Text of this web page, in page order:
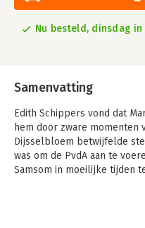
Nu besteld, dinsdag in
Samenvatting
Edith Schippers vond dat
hem door zware momenten
Dijsselbloem betwijfelde
was om de PvdA aan te
Samsom in moeilijke tijden